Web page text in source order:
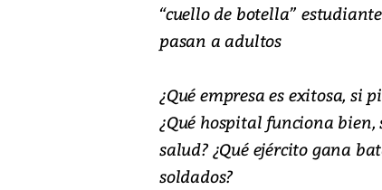
“cuello de botella”
pasan a adultos
¿Qué empresa es exitosa, si
¿Qué hospital funciona
salud? ¿Qué ejército gana
soldados?